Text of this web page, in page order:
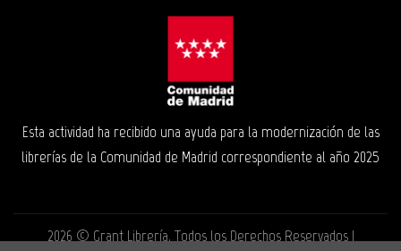
Esta actividad ha recibido una ayuda para la modernización de las
librerías de la Comunidad de Madrid correspondiente al año 2025
2026 © Grant Librería. Todos los Derechos Reservados |